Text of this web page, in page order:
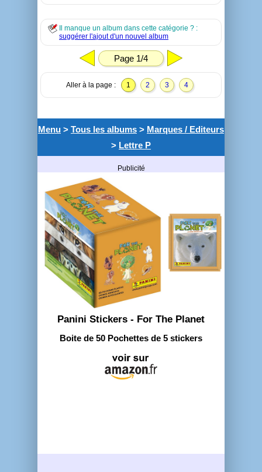
Il manque un album dans cette catégorie ? :
suggérer l'ajout d'un nouvel album
Page 1/4
Aller à la page : 1 2 3 4
Menu > Tous les albums > Marques / Editeurs
> Lettre P
Publicité
Panini Stickers - For The Planet
Boite de 50 Pochettes de 5 stickers